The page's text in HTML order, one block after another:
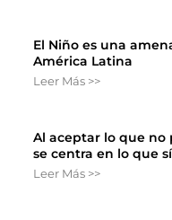
El Niño es una
América Latina
Leer Más >>
Al aceptar lo que no
se centra en lo que
Leer Más >>